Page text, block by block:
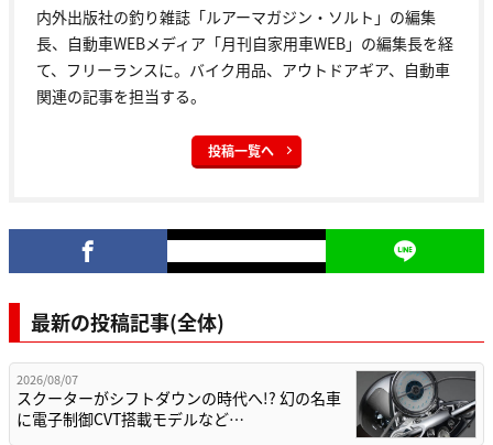
内外出版社の釣り雑誌「ルアーマガジン・ソルト」の編集
長、自動車WEBメディア「月刊自家用車WEB」の編集長を経
て、フリーランスに。バイク用品、アウトドアギア、自動車
関連の記事を担当する。
投稿一覧へ
最新の投稿記事(全体)
2026/08/07
スクーターがシフトダウンの時代へ!? 幻の名車
に電子制御CVT搭載モデルなど…